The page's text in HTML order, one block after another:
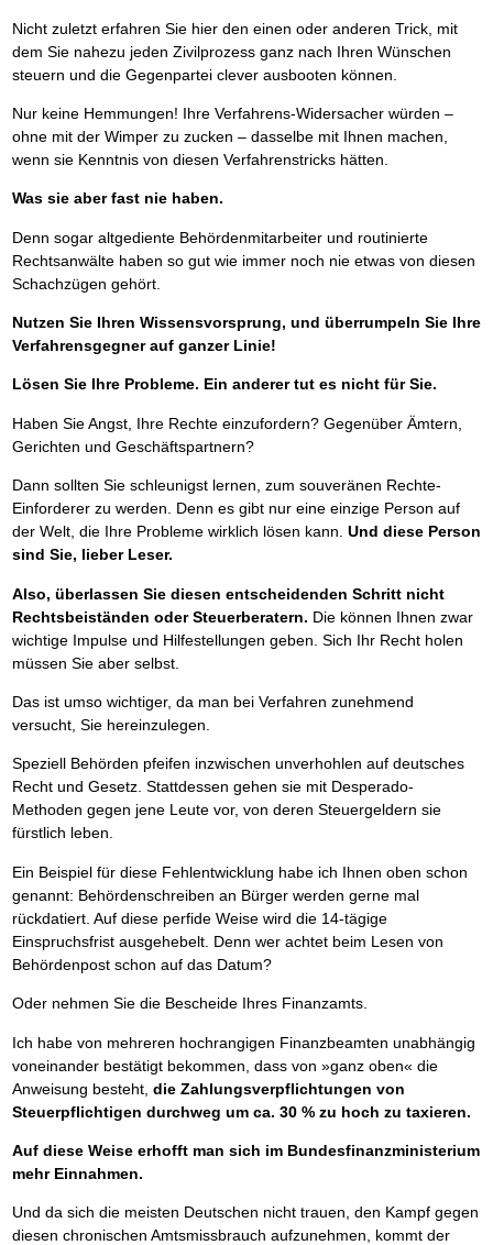
Nicht zuletzt erfahren Sie hier den einen oder anderen Trick, mit
dem Sie nahezu jeden Zivilprozess ganz nach Ihren Wünschen
steuern und die Gegenpartei clever ausbooten können.
Nur keine Hemmungen! Ihre Verfahrens-Widersacher würden –
ohne mit der Wimper zu zucken – dasselbe mit Ihnen machen,
wenn sie Kenntnis von diesen Verfahrenstricks hätten.
Was sie aber fast nie haben.
Denn sogar altgediente Behördenmitarbeiter und routinierte
Rechtsanwälte haben so gut wie immer noch nie etwas von diesen
Schachzügen gehört.
Nutzen Sie Ihren Wissensvorsprung, und überrumpeln Sie Ihre
Verfahrensgegner auf ganzer Linie!
Lösen Sie Ihre Probleme. Ein anderer tut es nicht für Sie.
Haben Sie Angst, Ihre Rechte einzufordern? Gegenüber Ämtern,
Gerichten und Geschäftspartnern?
Dann sollten Sie schleunigst lernen, zum souveränen Rechte-
Einforderer zu werden. Denn es gibt nur eine einzige Person auf
der Welt, die Ihre Probleme wirklich lösen kann. Und diese Person
sind Sie, lieber Leser.
Also, überlassen Sie diesen entscheidenden Schritt nicht
Rechtsbeiständen oder Steuerberatern. Die können Ihnen zwar
wichtige Impulse und Hilfestellungen geben. Sich Ihr Recht holen
müssen Sie aber selbst.
Das ist umso wichtiger, da man bei Verfahren zunehmend
versucht, Sie hereinzulegen.
Speziell Behörden pfeifen inzwischen unverhohlen auf deutsches
Recht und Gesetz. Stattdessen gehen sie mit Desperado-
Methoden gegen jene Leute vor, von deren Steuergeldern sie
fürstlich leben.
Ein Beispiel für diese Fehlentwicklung habe ich Ihnen oben schon
genannt: Behördenschreiben an Bürger werden gerne mal
rückdatiert. Auf diese perfide Weise wird die 14-tägige
Einspruchsfrist ausgehebelt. Denn wer achtet beim Lesen von
Behördenpost schon auf das Datum?
Oder nehmen Sie die Bescheide Ihres Finanzamts.
Ich habe von mehreren hochrangigen Finanzbeamten unabhängig
voneinander bestätigt bekommen, dass von »ganz oben« die
Anweisung besteht, die Zahlungsverpflichtungen von
Steuerpflichtigen durchweg um ca. 30 % zu hoch zu taxieren.
Auf diese Weise erhofft man sich im Bundesfinanzministerium
mehr Einnahmen.
Und da sich die meisten Deutschen nicht trauen, den Kampf gegen
diesen chronischen Amtsmissbrauch aufzunehmen, kommt der